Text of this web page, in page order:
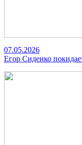
07.05.2026
Егор Сиденко